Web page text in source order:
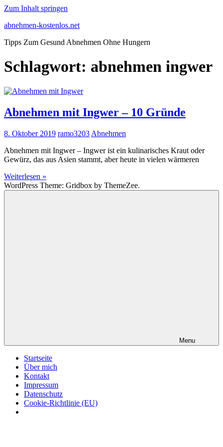
Zum Inhalt springen
abnehmen-kostenlos.net
Tipps Zum Gesund Abnehmen Ohne Hungern
Schlagwort: abnehmen ingwer
Abnehmen mit Ingwer – 10 Gründe
8. Oktober 2019 ramo3203 Abnehmen
Abnehmen mit Ingwer – Ingwer ist ein kulinarisches Kraut oder
Gewürz, das aus Asien stammt, aber heute in vielen wärmeren
Weiterlesen »
WordPress Theme: Gridbox by ThemeZee.
Menu
Startseite
Über mich
Kontakt
Impressum
Datenschutz
Cookie-Richtlinie (EU)